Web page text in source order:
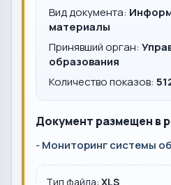
Вид документа:
материалы
Принявший орган:
образования
Количество показов:
Документ размещен в
-Мониторинг системы
Тип файла: XLS